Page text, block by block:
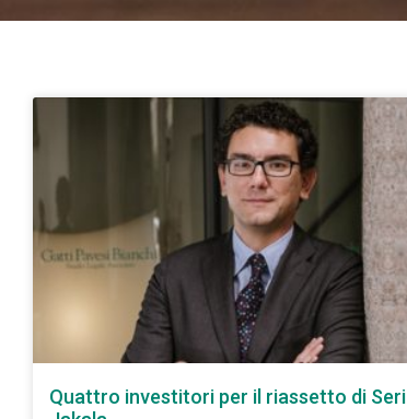
Quattro investitori per il riassetto di Seri